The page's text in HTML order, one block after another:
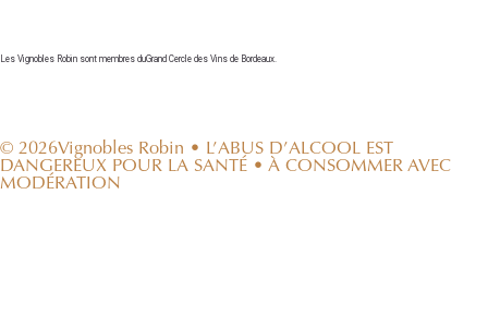
Les Vignobles Robin sont membres duGrand Cercle des Vins de Bordeaux.
© 2026Vignobles Robin • L’ABUS D’ALCOOL EST
DANGEREUX POUR LA SANTÉ • À CONSOMMER AVEC
MODÉRATION